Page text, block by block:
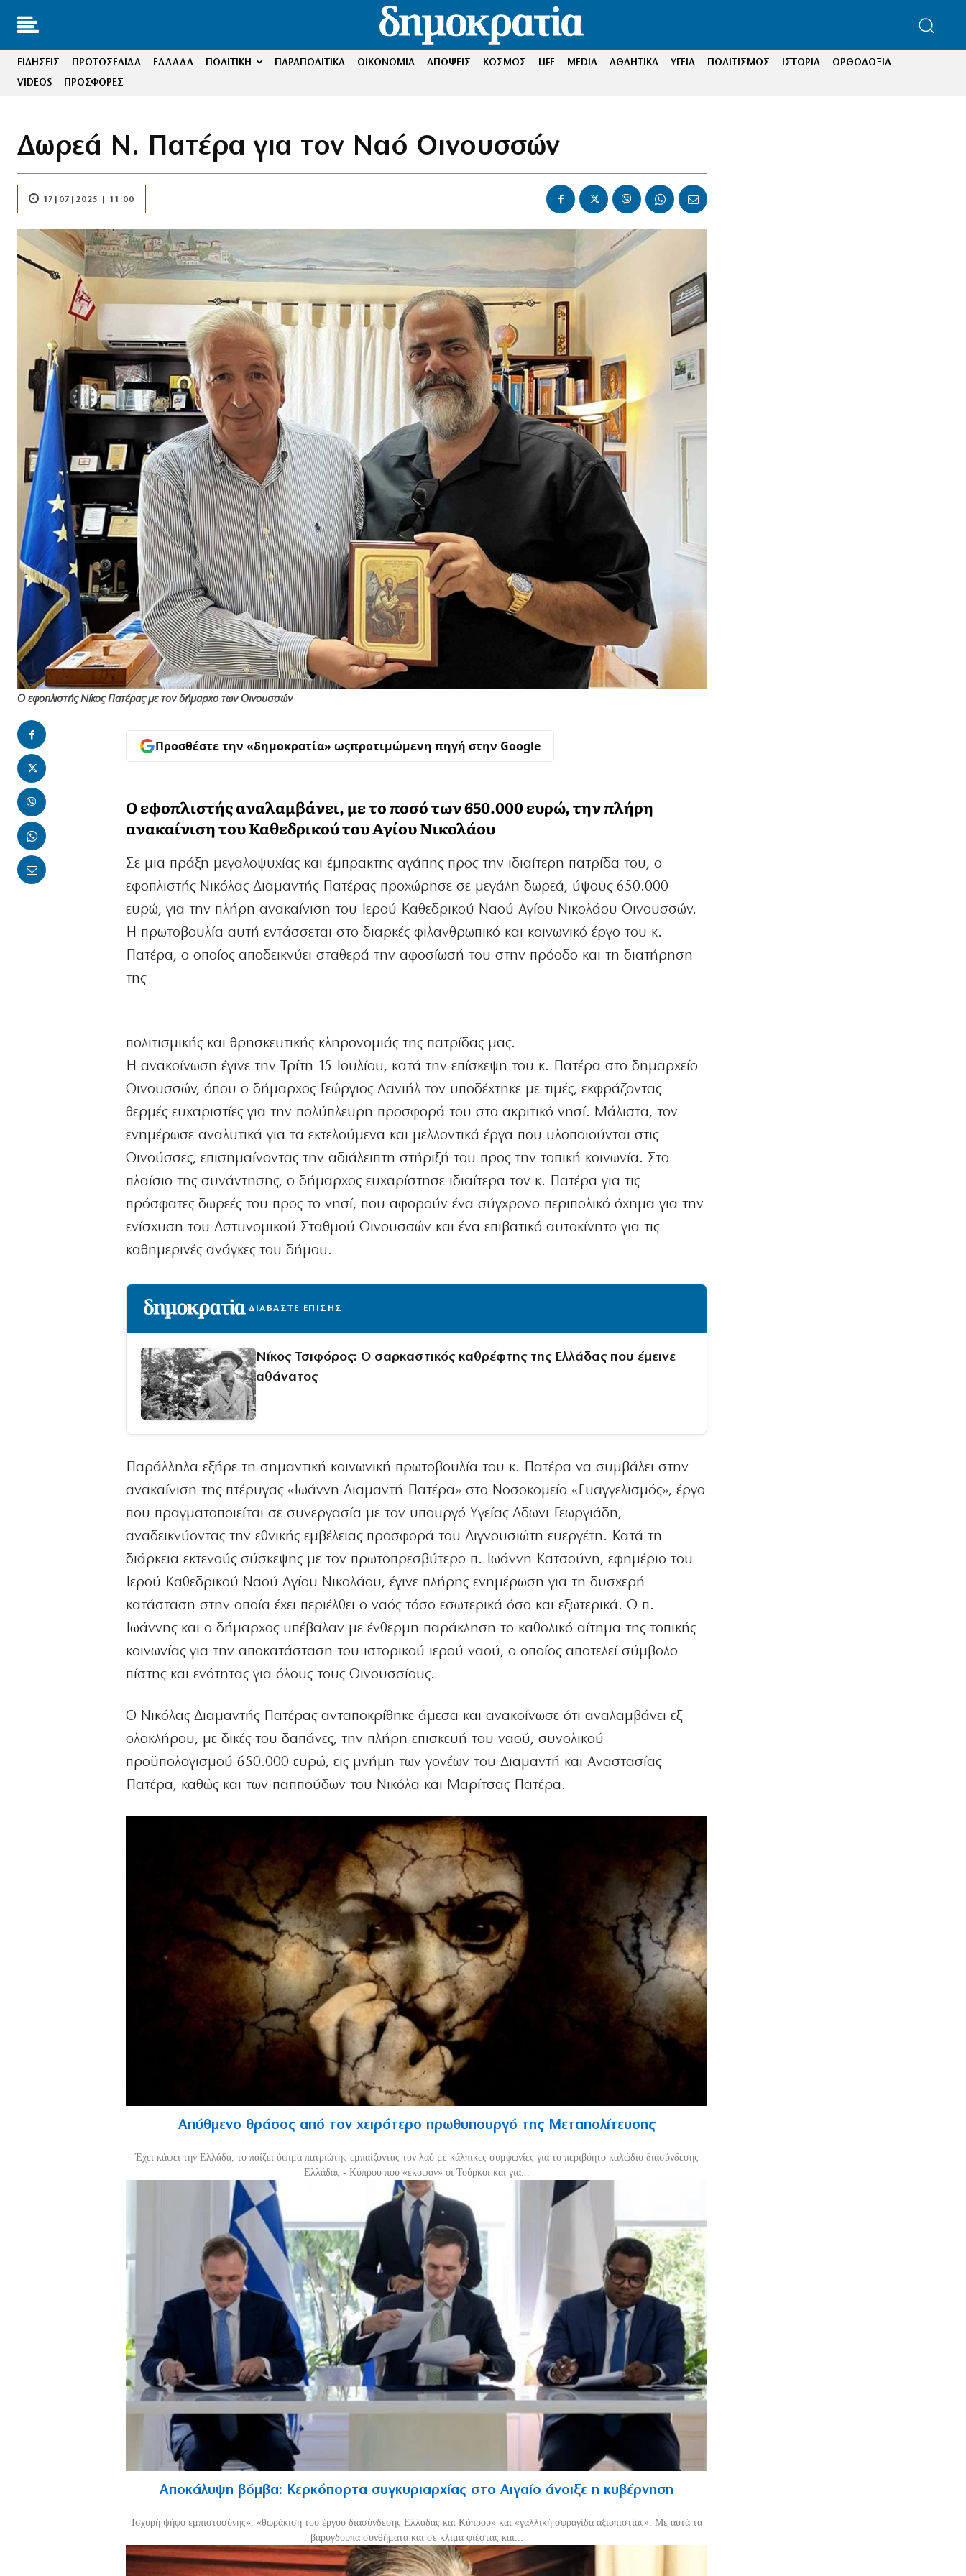
ΕΙΔΗΣΕΙΣ ΠΡΩΤΟΣΕΛΙΔΑ ΕΛΛΑΔΑ ΠΟΛΙΤΙΚΗ ΠΑΡΑΠΟΛΙΤΙΚΑ ΟΙΚΟΝΟΜΙΑ ΑΠΟΨΕΙΣ ΚΟΣΜΟΣ LIFE MEDIA ΑΘΛΗΤΙΚΑ ΥΓΕΙΑ ΠΟΛΙΤΙΣΜΟΣ ΙΣΤΟΡΙΑ
ΟΡΘΟΔΟΞΙΑ
VIDEOS
ΠΡΟΣΦΟΡΕΣ
Δωρεά Ν. Πατέρα για τον Ναό Οινουσσών
17|07|2025 | 11:00
Ο εφοπλιστής Νίκος Πατέρας με τον δήμαρχο των Οινουσσών
Προσθέστε την «δημοκρατία» ωςπροτιμώμενη πηγή στην Google
Ο εφοπλιστής αναλαμβάνει, με το ποσό των 650.000 ευρώ, την πλήρη
ανακαίνιση του Καθεδρικού του Αγίου Νικολάου
Σε μια πράξη μεγαλοψυχίας και έμπρακτης αγάπης προς την ιδιαίτερη πατρίδα του, ο
εφοπλιστής Νικόλας Διαμαντής Πατέρας προχώρησε σε μεγάλη δωρεά, ύψους 650.000
ευρώ, για την πλήρη ανακαίνιση του Ιερού Καθεδρικού Ναού Αγίου Νικολάου Οινουσσών.
Η πρωτοβουλία αυτή εντάσσεται στο διαρκές φιλανθρωπικό και κοινωνικό έργο του κ.
Πατέρα, ο οποίος αποδεικνύει σταθερά την αφοσίωσή του στην πρόοδο και τη διατήρηση
της
πολιτισμικής και θρησκευτικής κληρονομιάς της πατρίδας μας.
Η ανακοίνωση έγινε την Τρίτη 15 Ιουλίου, κατά την επίσκεψη του κ. Πατέρα στο δημαρχείο
Οινουσσών, όπου ο δήμαρχος Γεώργιος Δανιήλ τον υποδέχτηκε με τιμές, εκφράζοντας
θερμές ευχαριστίες για την πολύπλευρη προσφορά του στο ακριτικό νησί. Μάλιστα, τον
ενημέρωσε αναλυτικά για τα εκτελούμενα και μελλοντικά έργα που υλοποιούνται στις
Οινούσσες, επισημαίνοντας την αδιάλειπτη στήριξή του προς την τοπική κοινωνία. Στο
πλαίσιο της συνάντησης, ο δήμαρχος ευχαρίστησε ιδιαίτερα τον κ. Πατέρα για τις
πρόσφατες δωρεές του προς το νησί, που αφορούν ένα σύγχρονο περιπολικό όχημα για την
ενίσχυση του Αστυνομικού Σταθμού Οινουσσών και ένα επιβατικό αυτοκίνητο για τις
καθημερινές ανάγκες του δήμου.
ΔΙΑΒΑΣΤΕ ΕΠΙΣΗΣ
Νίκος Τσιφόρος: Ο σαρκαστικός καθρέφτης της Ελλάδας που έμεινε
αθάνατος
Παράλληλα εξήρε τη σημαντική κοινωνική πρωτοβουλία του κ. Πατέρα να συμβάλει στην
ανακαίνιση της πτέρυγας «Ιωάννη Διαμαντή Πατέρα» στο Νοσοκομείο «Ευαγγελισμός», έργο
που πραγματοποιείται σε συνεργασία με τον υπουργό Υγείας Αδωνι Γεωργιάδη,
αναδεικνύοντας την εθνικής εμβέλειας προσφορά του Αιγνουσιώτη ευεργέτη. Κατά τη
διάρκεια εκτενούς σύσκεψης με τον πρωτοπρεσβύτερο π. Ιωάννη Κατσούνη, εφημέριο του
Ιερού Καθεδρικού Ναού Αγίου Νικολάου, έγινε πλήρης ενημέρωση για τη δυσχερή
κατάσταση στην οποία έχει περιέλθει ο ναός τόσο εσωτερικά όσο και εξωτερικά. Ο π.
Ιωάννης και ο δήμαρχος υπέβαλαν με ένθερμη παράκληση το καθολικό αίτημα της τοπικής
κοινωνίας για την αποκατάσταση του ιστορικού ιερού ναού, ο οποίος αποτελεί σύμβολο
πίστης και ενότητας για όλους τους Οινουσσίους.
Ο Νικόλας Διαμαντής Πατέρας ανταποκρίθηκε άμεσα και ανακοίνωσε ότι αναλαμβάνει εξ
ολοκλήρου, με δικές του δαπάνες, την πλήρη επισκευή του ναού, συνολικού
προϋπολογισμού 650.000 ευρώ, εις μνήμη των γονέων του Διαμαντή και Αναστασίας
Πατέρα, καθώς και των παππούδων του Νικόλα και Μαρίτσας Πατέρα.
Απύθμενο θράσος από τον χειρότερο πρωθυπουργό της Μεταπολίτευσης
Έχει κάψει την Ελλάδα, το παίζει όψιμα πατριώτης εμπαίζοντας τον λαό με κάλπικες συμφωνίες για το περιβόητο καλώδιο διασύνδεσης
Ελλάδας - Κύπρου που «έκοψαν» οι Τούρκοι και για...
Αποκάλυψη βόμβα: Κερκόπορτα συγκυριαρχίας στο Αιγαίο άνοιξε η κυβέρνηση
Ισχυρή ψήφο εμπιστοσύνης», «θωράκιση του έργου διασύνδεσης Ελλάδας και Κύπρου» και «γαλλική σφραγίδα αξιοπιστίας». Με αυτά τα
βαρύγδουπα συνθήματα και σε κλίμα φιέστας και...